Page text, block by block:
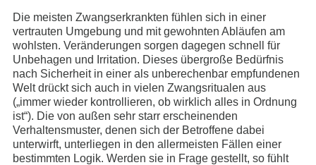
Die meisten Zwangserkrankten fühlen sich in einer
vertrauten Umgebung und mit gewohnten Abläufen am
wohlsten. Veränderungen sorgen dagegen schnell für
Unbehagen und Irritation. Dieses übergroße Bedürfnis
nach Sicherheit in einer als unberechenbar empfundenen
Welt drückt sich auch in vielen Zwangsritualen aus
(„immer wieder kontrollieren, ob wirklich alles in Ordnung
ist“). Die von außen sehr starr erscheinenden
Verhaltensmuster, denen sich der Betroffene dabei
unterwirft, unterliegen in den allermeisten Fällen einer
bestimmten Logik. Werden sie in Frage gestellt, so fühlt